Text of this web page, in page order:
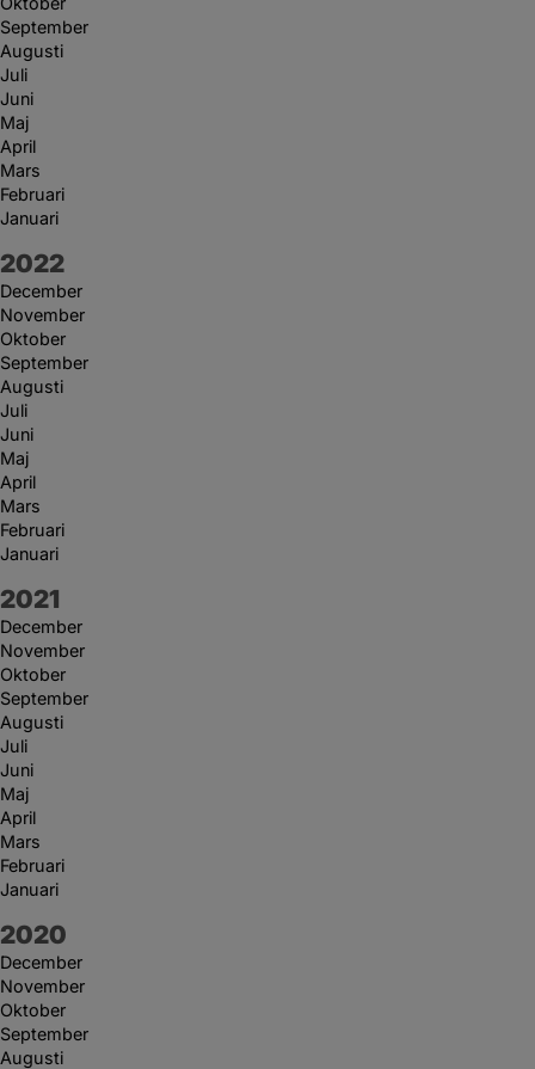
September
Augusti
Juli
Juni
Maj
April
Mars
Februari
Januari
År:
2022
December
November
Oktober
September
Augusti
Juli
Juni
Maj
April
Mars
Februari
Januari
År:
2021
December
November
Oktober
September
Augusti
Juli
Juni
Maj
April
Mars
Februari
Januari
År:
2020
December
November
Oktober
September
Augusti